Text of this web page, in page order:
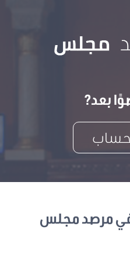
مرصد مجلس